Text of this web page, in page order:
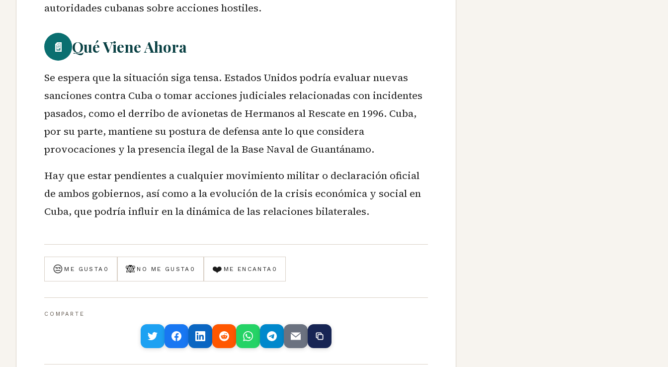
autoridades cubanas sobre acciones hostiles.
📄 Qué Viene Ahora
Se espera que la situación siga tensa. Estados Unidos podría evaluar nuevas
sanciones contra Cuba o tomar acciones judiciales relacionadas con incidentes
pasados, como el derribo de avionetas de Hermanos al Rescate en 1996. Cuba,
por su parte, mantiene su postura de defensa ante lo que considera
provocaciones y la presencia ilegal de la Base Naval de Guantánamo.
Hay que estar pendientes a cualquier movimiento militar o declaración oficial
de ambos gobiernos, así como a la evolución de la crisis económica y social en
Cuba, que podría influir en la dinámica de las relaciones bilaterales.
😒 ME GUSTA 0 🙈 NO ME GUSTA 0 ❤️ ME ENCANTA 0
COMPARTE